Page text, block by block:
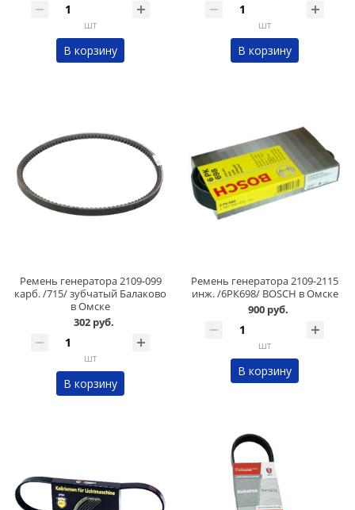
шт
В корзину
шт
В корзину
Ремень генератора 2109-099
карб. /715/ зубчатый Балаково
в Омске
302 руб.
шт
В корзину
Ремень генератора 2109-2115
инж. /6РК698/ BOSCH в Омске
900 руб.
шт
В корзину